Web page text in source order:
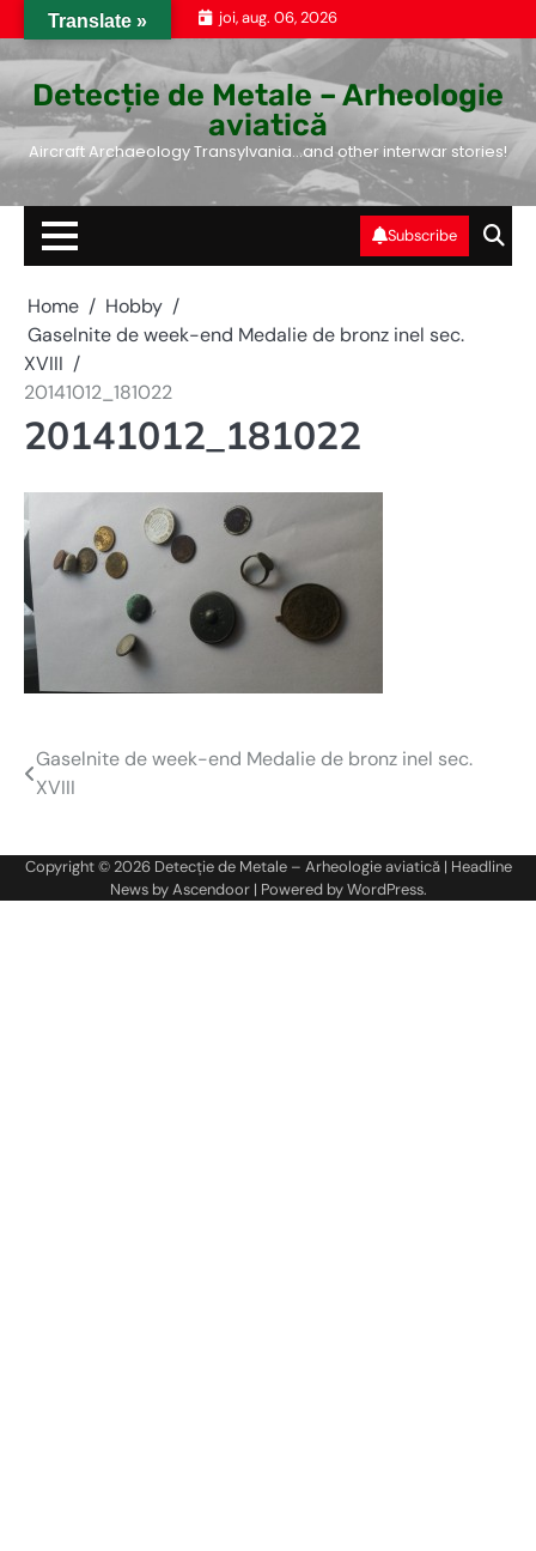
to
joi, aug. 06, 2026
Detecție de Metale – Arheologie
aviatică
Aircraft Archaeology Transylvania…and other interwar stories!
Subscribe
Home
Hobby
Gaselnite de week-end Medalie de bronz inel sec.
XVIII
20141012_181022
20141012_181022
Navigare
articole
Gaselnite de week-end Medalie de bronz inel sec.
XVIII
Copyright © 2026 Detecție de Metale – Arheologie aviatică| Headline
News byAscendoor| Powered byWordPress.
Translate »